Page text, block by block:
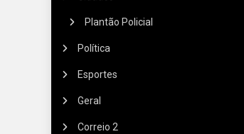
Plantão Policial
Política
Esportes
Geral
Correio 2